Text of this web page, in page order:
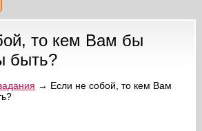
то кем Вам бы
быть?
→ Если не собой, то кем Вам